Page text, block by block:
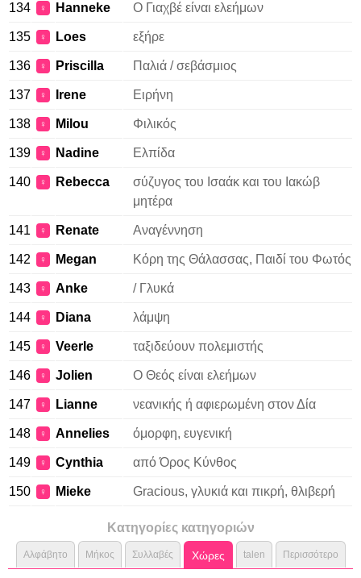
134 ♀ Hanneke Ο Γιαχβέ είναι ελεήμων
135 ♀ Loes εξήρε
136 ♀ Priscilla Παλιά / σεβάσμιος
137 ♀ Irene Ειρήνη
138 ♀ Milou Φιλικός
139 ♀ Nadine Ελπίδα
140 ♀ Rebecca
σύζυγος του Ισαάκ και του Ιακώβ
μητέρα
141 ♀ Renate Αναγέννηση
142 ♀ Megan Κόρη της Θάλασσας, Παιδί του Φωτός
143 ♀ Anke / Γλυκά
144 ♀ Diana λάμψη
145 ♀ Veerle ταξιδεύουν πολεμιστής
146 ♀ Jolien Ο Θεός είναι ελεήμων
147 ♀ Lianne νεανικής ή αφιερωμένη στον Δία
148 ♀ Annelies όμορφη, ευγενική
149 ♀ Cynthia από Όρος Κύνθος
150 ♀ Mieke Gracious, γλυκιά και πικρή, θλιβερή
Κατηγορίες κατηγοριών
Αλφάβητο Μήκος Συλλαβές Χώρες talen Περισσότερο